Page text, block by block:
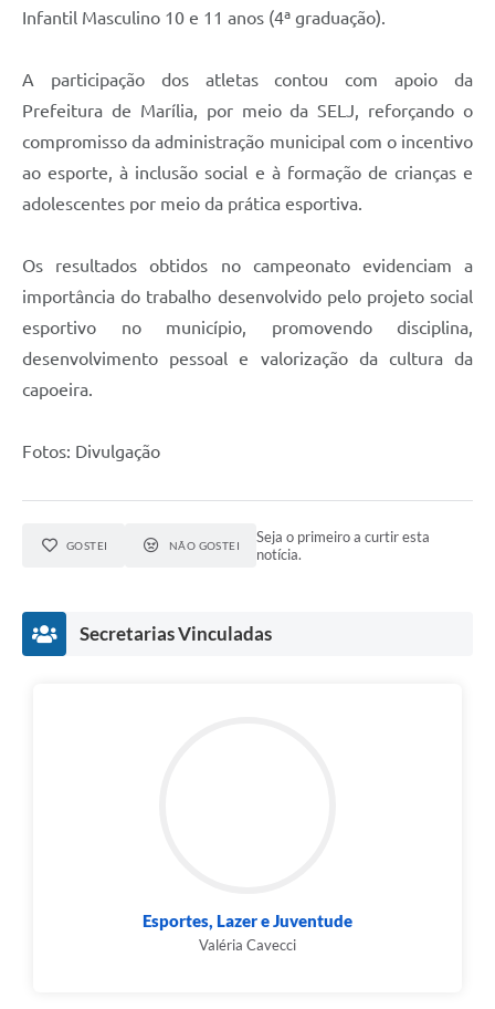
Infantil Masculino 10 e 11 anos (4ª graduação).
A participação dos atletas contou com apoio da
Prefeitura de Marília, por meio da SELJ, reforçando o
compromisso da administração municipal com o incentivo
ao esporte, à inclusão social e à formação de crianças e
adolescentes por meio da prática esportiva.
Os resultados obtidos no campeonato evidenciam a
importância do trabalho desenvolvido pelo projeto social
esportivo no município, promovendo disciplina,
desenvolvimento pessoal e valorização da cultura da
capoeira.
Fotos: Divulgação
GOSTEI NÃO GOSTEI
Seja o primeiro a curtir esta
notícia.
Secretarias Vinculadas
Esportes, Lazer e Juventude
Valéria Cavecci